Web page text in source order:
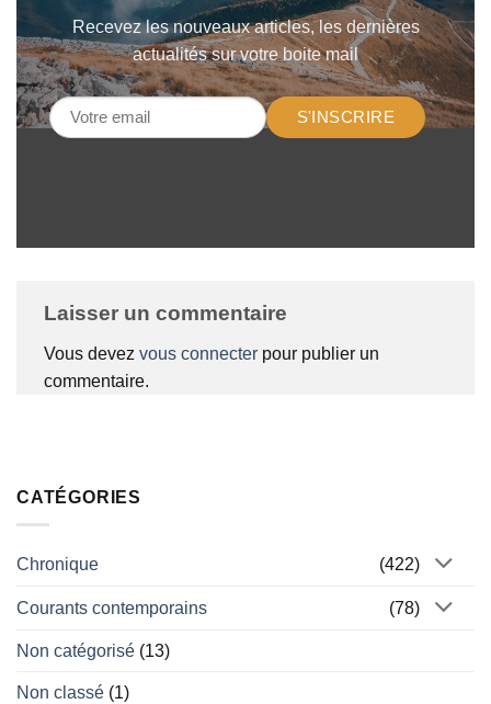
Recevez les nouveaux articles, les dernières
actualités sur votre boite mail
S'INSCRIRE
Laisser un commentaire
Vous devez vous connecter pour publier un
commentaire.
CATÉGORIES
Chronique (422)
Courants contemporains (78)
Non catégorisé (13)
Non classé (1)